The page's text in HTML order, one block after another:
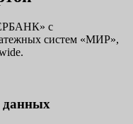
с
систем «МИР»,
данных